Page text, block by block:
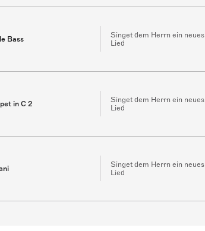
Bass
Singet dem Herrn ein neues
Lied
in C 2
Singet dem Herrn ein neues
Lied
Singet dem Herrn ein neues
Lied